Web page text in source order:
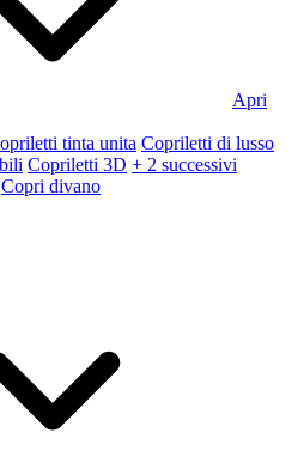
Apri
tinta unita Copriletti di lusso
Copriletti 3D + 2 successivi
Copri divano